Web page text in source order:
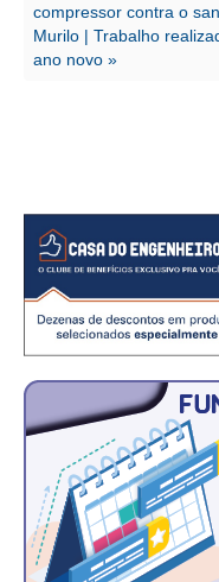
PALAVRA DO MURILO
AGENDA
NOTÍCIAS NO WHATSAPP
FOTOS
PUBLICAÇÕES
PUBLICIDADE
MANUAL DE REDAÇÃO
RELEASES
compressor contra o
Murilo | Trabalho
ano novo »